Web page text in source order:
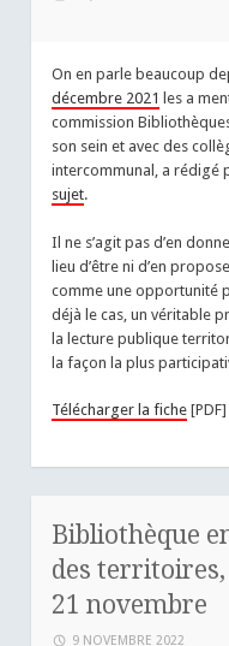
On en parle beaucoup
décembre 2021 les a
commission
son sein et avec des
intercommunal, a rédigé
sujet.
Il ne s’agit pas d’en
lieu d’être ni d’en
comme une opportunité
déjà le cas, un véritable
la lecture publique
la façon la plus
Télécharger la fiche [PDF]
Bibliothèque
des territoires,
21 novembre
9 NOVEMBRE 2022